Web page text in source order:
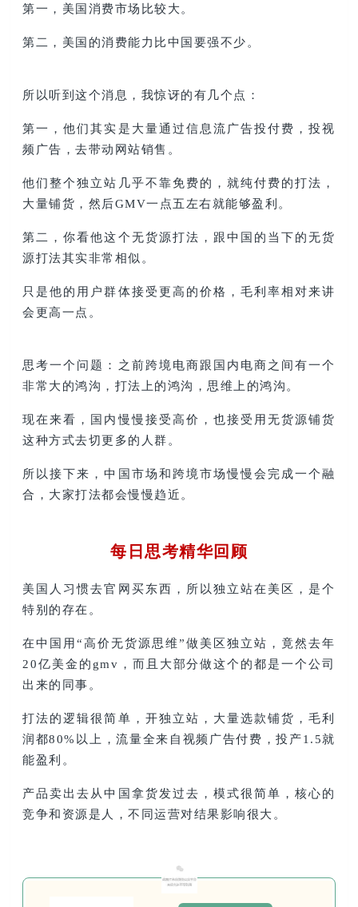
第一，美国消费市场比较大。
第二，美国的消费能力比中国要强不少。
所以听到这个消息，我惊讶的有几个点：
第一，他们其实是大量通过信息流广告投付费，投视
频广告，去带动网站销售。
他们整个独立站几乎不靠免费的，就纯付费的打法，
大量铺货，然后GMV一点五左右就能够盈利。
第二，你看他这个无货源打法，跟中国的当下的无货
源打法其实非常相似。
只是他的用户群体接受更高的价格，毛利率相对来讲
会更高一点。
思考一个问题：之前跨境电商跟国内电商之间有一个
非常大的鸿沟，打法上的鸿沟，思维上的鸿沟。
现在来看，国内慢慢接受高价，也接受用无货源铺货
这种方式去切更多的人群。
所以接下来，中国市场和跨境市场慢慢会完成一个融
合，大家打法都会慢慢趋近。
每日思考精华回顾
美国人习惯去官网买东西，所以独立站在美区，是个
特别的存在。
在中国用“高价无货源思维”做美区独立站，竟然去年
20亿美金的gmv，而且大部分做这个的都是一个公司
出来的同事。
打法的逻辑很简单，开独立站，大量选款铺货，毛利
润都80%以上，流量全来自视频广告付费，投产1.5就
能盈利。
产品卖出去从中国拿货发过去，模式很简单，核心的
竞争和资源是人，不同运营对结果影响很大。